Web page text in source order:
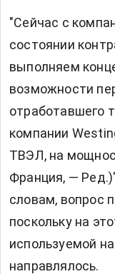
"Сейчас с
состоянии
выполняем
возможности
отработавшего
компании
ТВЭЛ, на
Франция, —
словам, вопрос
поскольку на
используемой
направлялось.